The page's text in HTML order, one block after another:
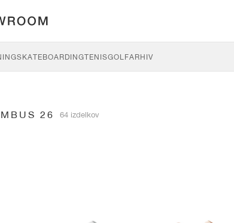
SKATEBOARDINGTENISGOLFARHIV
26 64 izdelkov